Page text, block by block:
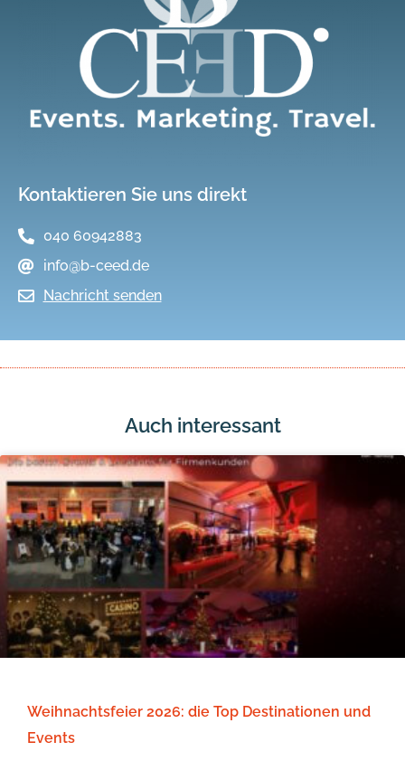
Kontaktieren Sie uns direkt
040 60942883
info@b-ceed.de
Nachricht senden
Auch interessant
Weihnachtsfeier 2026: die Top Destinationen und
Events